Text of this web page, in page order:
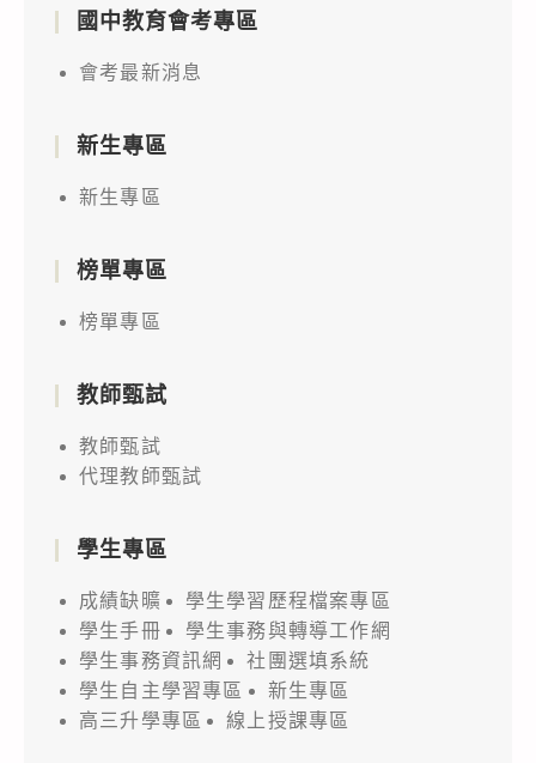
國中教育會考專區
會考最新消息
新生專區
新生專區
榜單專區
榜單專區
教師甄試
教師甄試
代理教師甄試
學生專區
成績缺曠
學生學習歷程檔案專區
學生手冊
學生事務與轉導工作網
學生事務資訊網
社團選填系統
學生自主學習專區
新生專區
高三升學專區
線上授課專區